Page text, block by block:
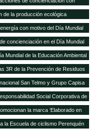
de la producción ecológica
con motivo del Día Mundial
concienciación en el Día Mundial
Mundial de la Educación Ambiental
3R de la Prevención de Residuos
San Telmo y Grupo Capisa
agroalimentaria y la distribución
Social Corporativa de
la marca ‘Elaborado en
participa Grupo Capisa
la Escuela de ciclismo Perenquén